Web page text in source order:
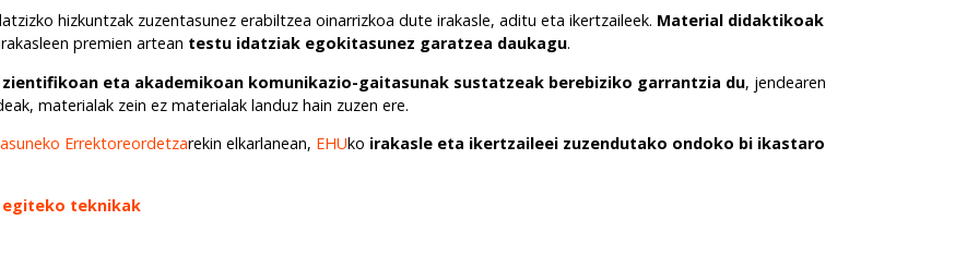
hizkuntzak zuzentasunez erabiltzea oinarrizkoa dute irakasle, aditu eta ikertzaileek. Material didaktikoak
premien artean testu idatziak egokitasunez garatzea daukagu.
zientifikoan eta akademikoan komunikazio-gaitasunak sustatzeak berebiziko garrantzia du, jendearen
materialak zein ez materialak landuz hain zuzen ere.
Errektoreordetzarekin elkarlanean, EHUko irakasle eta ikertzaileei zuzendutako ondoko bi ikastaro
egiteko teknikak